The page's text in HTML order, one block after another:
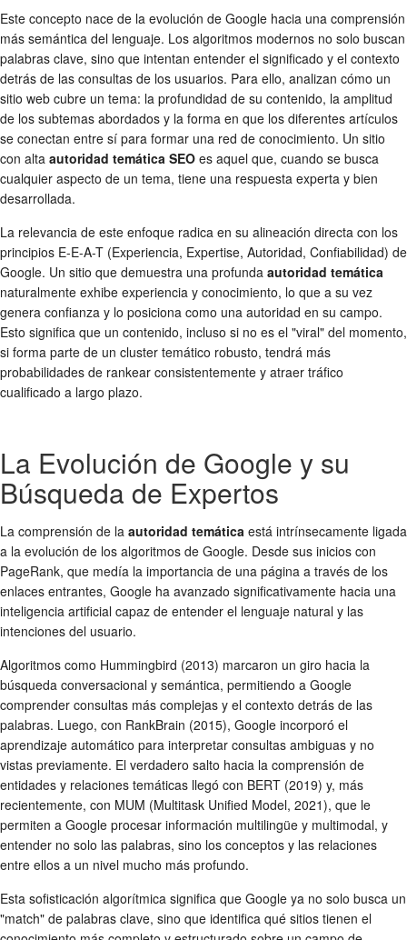
Este concepto nace de la evolución de Google hacia una comprensión
más semántica del lenguaje. Los algoritmos modernos no solo buscan
palabras clave, sino que intentan entender el significado y el contexto
detrás de las consultas de los usuarios. Para ello, analizan cómo un
sitio web cubre un tema: la profundidad de su contenido, la amplitud
de los subtemas abordados y la forma en que los diferentes artículos
se conectan entre sí para formar una red de conocimiento. Un sitio
con alta autoridad temática SEO es aquel que, cuando se busca
cualquier aspecto de un tema, tiene una respuesta experta y bien
desarrollada.
La relevancia de este enfoque radica en su alineación directa con los
principios E-E-A-T (Experiencia, Expertise, Autoridad, Confiabilidad) de
Google. Un sitio que demuestra una profunda autoridad temática
naturalmente exhibe experiencia y conocimiento, lo que a su vez
genera confianza y lo posiciona como una autoridad en su campo.
Esto significa que un contenido, incluso si no es el "viral" del momento,
si forma parte de un cluster temático robusto, tendrá más
probabilidades de rankear consistentemente y atraer tráfico
cualificado a largo plazo.
La Evolución de Google y su
Búsqueda de Expertos
La comprensión de la autoridad temática está intrínsecamente ligada
a la evolución de los algoritmos de Google. Desde sus inicios con
PageRank, que medía la importancia de una página a través de los
enlaces entrantes, Google ha avanzado significativamente hacia una
inteligencia artificial capaz de entender el lenguaje natural y las
intenciones del usuario.
Algoritmos como Hummingbird (2013) marcaron un giro hacia la
búsqueda conversacional y semántica, permitiendo a Google
comprender consultas más complejas y el contexto detrás de las
palabras. Luego, con RankBrain (2015), Google incorporó el
aprendizaje automático para interpretar consultas ambiguas y no
vistas previamente. El verdadero salto hacia la comprensión de
entidades y relaciones temáticas llegó con BERT (2019) y, más
recientemente, con MUM (Multitask Unified Model, 2021), que le
permiten a Google procesar información multilingüe y multimodal, y
entender no solo las palabras, sino los conceptos y las relaciones
entre ellos a un nivel mucho más profundo.
Esta sofisticación algorítmica significa que Google ya no solo busca un
"match" de palabras clave, sino que identifica qué sitios tienen el